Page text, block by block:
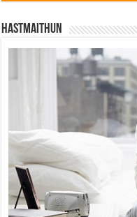
Hastmaithun